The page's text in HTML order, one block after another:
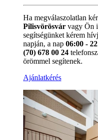
Ha megválaszolatlan
Pilisvörösvár vagy Ön
segítségünket kérem
napján, a nap 06:00 -
(70) 678 00 24
örömmel segítenek.
Ajánlatkérés